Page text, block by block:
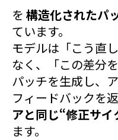
を 構造化されたパ
ています。
モデルは「こう直
なく、「この差分
パッチを生成し、
フィードバックを返
アと同じ“修正サイ
ます。